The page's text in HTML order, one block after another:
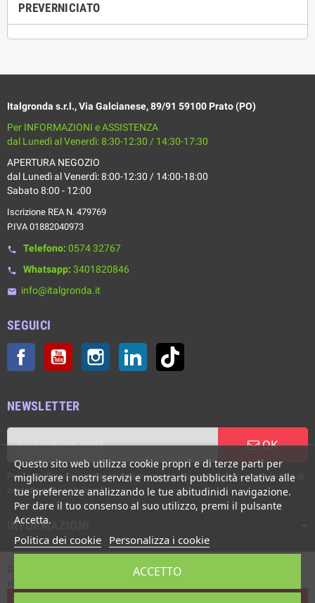
PREVERNICIATO
Italgronda s.r.l., Via Galcianese, 89/91 59100 Prato (PO)
Per INFORMAZIONI e ASSISTENZA
dal Lunedì al Venerdì: 8:30-12:30 / 14:30-17:30
APERTURA NEGOZIO
dal Lunedì al Venerdì: 8:00-12:30 / 14:00-18:00
Sabato 8:00 - 12:00
Iscrizione REA N. 479769
P.IVA 01882040973
phone Telefono: 0574 32767
phone Whatsapp: 3401820846
email info@italgronda.it
SEGUICI
Facebook YouTube Instagram LinkedIn
NEWSLETTER
OK
Puoi annullare l'iscrizione in ogni momento. A questo scopo, cerca le info di
contatto nelle note legali.
INFORMAZIONI
Questo sito web utilizza cookie propri e di terze parti per
migliorare i nostri servizi e mostrarti pubblicità relativa alle
tue preferenze analizzando le tue abitudinidi navigazione.
Per dare il tuo consenso al suo utilizzo, premi il pulsante
Accetta.
Politica dei cookie Personalizza i cookie
ACCETTO
Copyright © Italgronda s.r.l. 2002/2026. Tutti i diritti sono riservati. E'
Powered by Giotto s.r.l.